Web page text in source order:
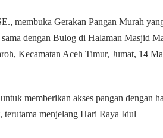
membuka Gerakan Pangan Murah
dengan Bulog di Halaman Masjid
Kecamatan Aceh Timur, Jumat, 14
memberikan akses pangan dengan
terutama menjelang Hari Raya Idul